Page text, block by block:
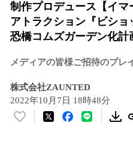
制作プロデュース【イ
アトラクション『ビショ
恐橋コムズガーデン化
メディアの皆様ご招待のプレ
株式会社ZAUNTED
2022年10月7日 18時48分
い